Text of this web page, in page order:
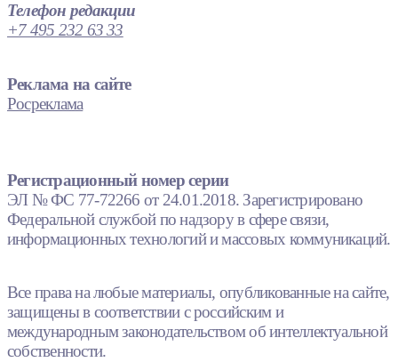
Телефон редакции
+7 495 232 63 33
Реклама на сайте
Росреклама
Регистрационный номер серии
ЭЛ № ФС 77-72266 от 24.01.2018. Зарегистрировано
Федеральной службой по надзору в сфере связи,
информационных технологий и массовых коммуникаций.
Все права на любые материалы, опубликованные на сайте,
защищены в соответствии с российским и
международным законодательством об интеллектуальной
собственности.